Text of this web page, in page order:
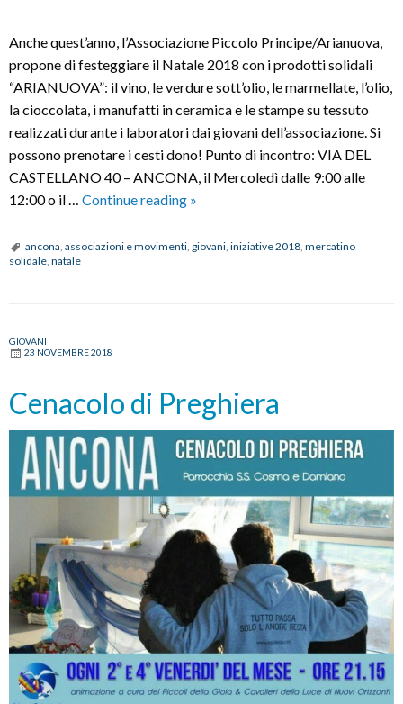
Anche quest’anno, l’Associazione Piccolo Principe/Arianuova,
propone di festeggiare il Natale 2018 con i prodotti solidali
“ARIANUOVA”: il vino, le verdure sott’olio, le marmellate, l’olio,
la cioccolata, i manufatti in ceramica e le stampe su tessuto
realizzati durante i laboratori dai giovani dell’associazione. Si
possono prenotare i cesti dono! Punto di incontro: VIA DEL
CASTELLANO 40 – ANCONA, il Mercoledì dalle 9:00 alle
12:00 o il … Continue reading Natale
»
ancona associazioni e movimenti giovani iniziative 2018 mercatino
solidale natale
GIOVANI
23 NOVEMBRE 2018
Cenacolo di Preghiera